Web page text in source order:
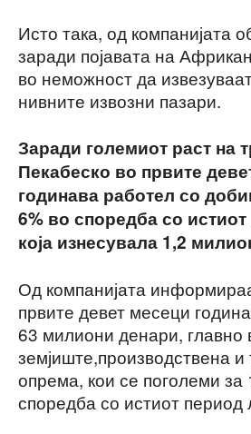
Исто така, од компанијата
заради појавата на
во неможност да
нивните извозни пазари.
Заради големиот раст на
Пекабеско во првите
годинава работел со
6% во споредба со
која изнесувала 1,2
Од компанијата
првите девет месеци
63 милиони денари, главно
земјиште,производствена и
опрема, кои се поголеми за
споредба со истиот период